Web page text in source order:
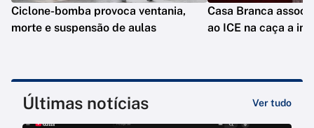
Ciclone-bomba provoca ventania,
morte e suspensão de aulas
Casa Branca
ao ICE na caça a
Últimas notícias Ver tudo